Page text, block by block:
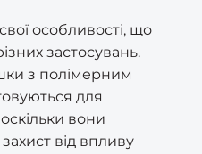
особливості, що
застосувань.
з полімерним
для
вони
від впливу